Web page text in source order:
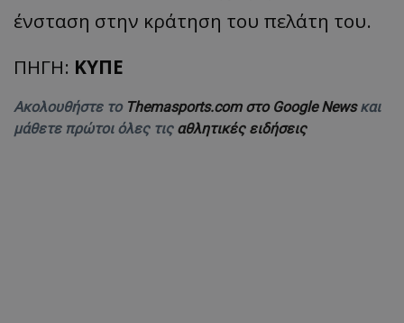
ένσταση στην κράτηση του πελάτη του.
ΠΗΓΗ: ΚΥΠΕ
Ακολουθήστε το Themasports.com στο Google Newsκαι
μάθετε πρώτοι όλες τις αθλητικές ειδήσεις